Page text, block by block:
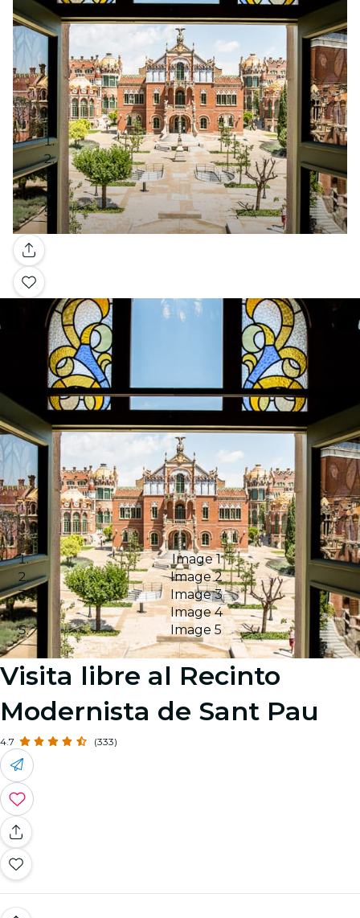
Galería
Image 1
Image 2
Image 3
Image 4
Image 5
Visita libre al Recinto
Modernista de Sant Pau
4.7 (333)